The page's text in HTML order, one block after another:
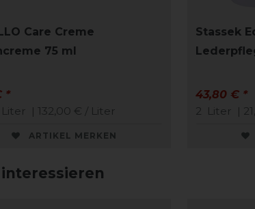
Care Creme
75 ml
*
Liter | 132,00 € / Liter
ARTIKEL MERKEN
Stassek
43,80 € *
2 Liter |